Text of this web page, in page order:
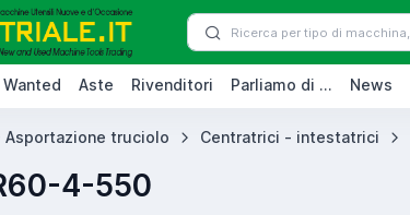
Wanted Aste Rivenditori Parliamo di ... News
Asportazione truciolo Centratrici - intestatrici
4-550